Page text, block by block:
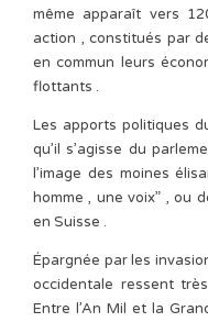
même apparaît vers
action , constitués par
en commun leurs
flottants .
Les apports politiques
qu’il s’agisse du
l’image des moines
homme , une voix” , ou
en Suisse .
Épargnée par les
occidentale ressent
Entre l’An Mil et la